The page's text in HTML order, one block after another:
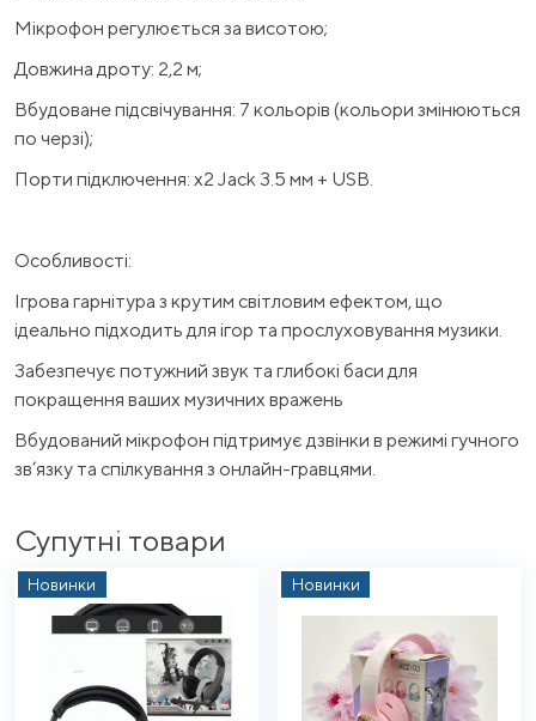
Мікрофон регулюється за висотою;
Довжина дроту: 2,2 м;
Вбудоване підсвічування: 7 кольорів (кольори змінюються
по черзі);
Порти підключення: х2 Jack 3.5 мм + USB.
Особливості:
Ігрова гарнітура з крутим світловим ефектом, що
ідеально підходить для ігор та прослуховування музики.
Забезпечує потужний звук та глибокі баси для
покращення ваших музичних вражень
Вбудований мікрофон підтримує дзвінки в режимі гучного
зв’язку та спілкування з онлайн-гравцями.
Супутні товари
Новинки Новинки